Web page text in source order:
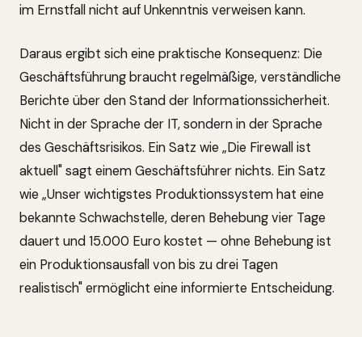
im Ernstfall nicht auf Unkenntnis verweisen kann.
Daraus ergibt sich eine praktische Konsequenz: Die
Geschäftsführung braucht regelmäßige, verständliche
Berichte über den Stand der Informationssicherheit.
Nicht in der Sprache der IT, sondern in der Sprache
des Geschäftsrisikos. Ein Satz wie „Die Firewall ist
aktuell" sagt einem Geschäftsführer nichts. Ein Satz
wie „Unser wichtigstes Produktionssystem hat eine
bekannte Schwachstelle, deren Behebung vier Tage
dauert und 15.000 Euro kostet — ohne Behebung ist
ein Produktionsausfall von bis zu drei Tagen
realistisch" ermöglicht eine informierte Entscheidung.